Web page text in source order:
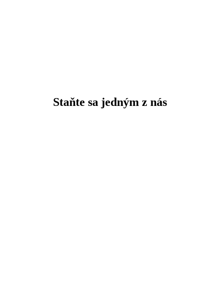
Staňte sa jedným z nás